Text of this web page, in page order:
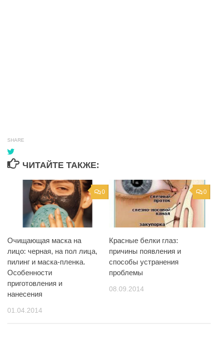
SHARE
ЧИТАЙТЕ ТАКЖЕ:
0
Очищающая маска на
лицо: черная, на пол лица,
пилинг и маска-пленка.
Особенности
приготовления и
нанесения
01.04.2014
0
Красные белки глаз:
причины появления и
способы устранения
проблемы
08.09.2014